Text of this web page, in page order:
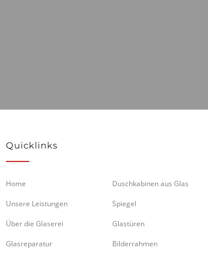
Quicklinks
Home
Duschkabinen aus Glas
Unsere Leistungen
Spiegel
Über die Glaserei
Glastüren
Glasreparatur
Bilderrahmen